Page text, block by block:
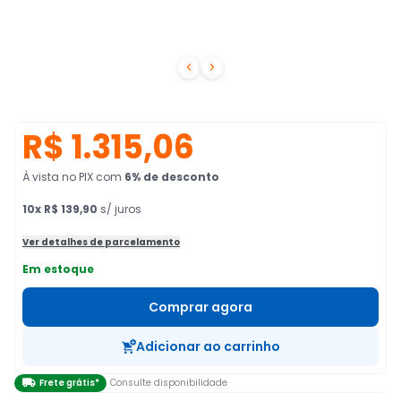
 
R$ 1.315,06
À vista no PIX com 6% de desconto
10x R$ 139,90 s/ juros
Ver detalhes de parcelamento
Em estoque
Comprar agora
Adicionar ao carrinho
 Frete grátis* Consulte disponibilidade